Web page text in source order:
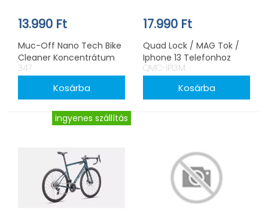
13.990 Ft
Muc-Off Nano Tech Bike
Cleaner Koncentrátum
1000ml (X 4 Liter)
347
17.990 Ft
Quad Lock / MAG Tok /
Iphone 13 Telefonhoz
QMC-IP13M
ingyenes szállítás